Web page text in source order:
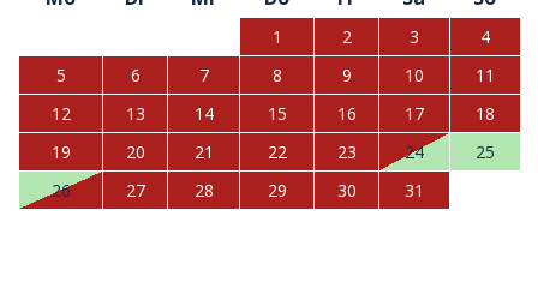
1 2 3
4
5
6 7 8 9 10
11
12
13 14 15 16 17
18
19
20 21 22 23 24
25
26
27 28 29 30 31